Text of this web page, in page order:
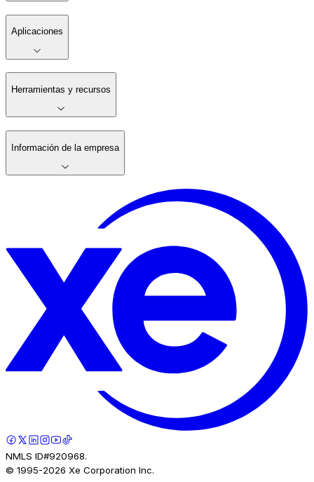
Aplicaciones
Herramientas y recursos
Información de la empresa
NMLS ID#920968.
© 1995-2026 Xe Corporation Inc.